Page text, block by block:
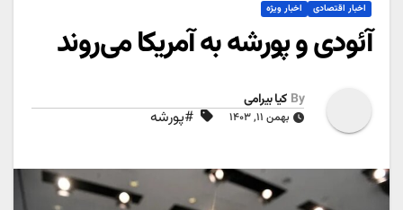
اخبار اقتصادی اخبار ویژه
آئودی و پورشه به آمریکا می‌روند
By کیا بیرامی
بهمن ۱۱, ۱۴۰۳ #پورشه